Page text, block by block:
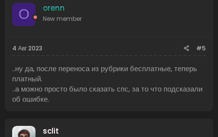
O orenn
New member
4 Авг 2023 #5
..ну да, после переноса из рубрики бесплатные, теперь
платный.
..а можно просто было сказать спс, за то что подсказали
об ошибке.
sclit